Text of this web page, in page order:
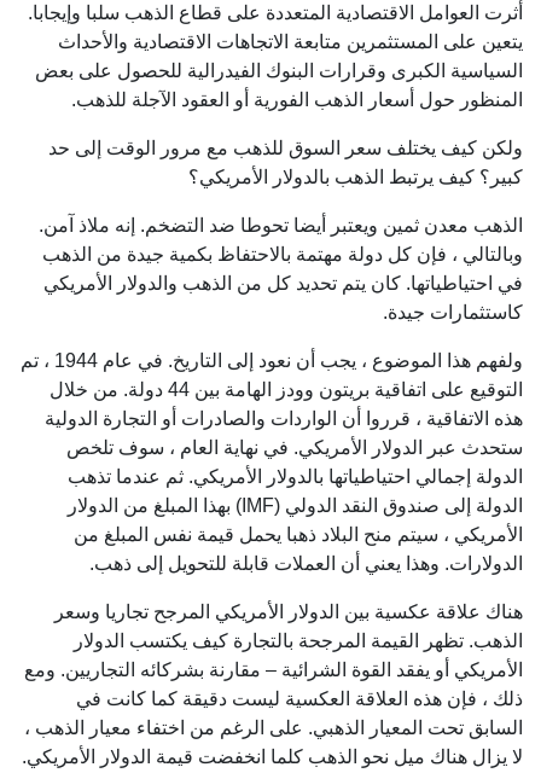
أثرت العوامل الاقتصادية المتعددة على قطاع الذهب سلبا وإيجابا.
يتعين على المستثمرين متابعة الاتجاهات الاقتصادية والأحداث
السياسية الكبرى وقرارات البنوك الفيدرالية للحصول على بعض
المنظور حول أسعار الذهب الفورية أو العقود الآجلة للذهب.
ولكن كيف يختلف سعر السوق للذهب مع مرور الوقت إلى حد
كبير؟ كيف يرتبط الذهب بالدولار الأمريكي؟
الذهب معدن ثمين ويعتبر أيضا تحوطا ضد التضخم. إنه ملاذ آمن.
وبالتالي ، فإن كل دولة مهتمة بالاحتفاظ بكمية جيدة من الذهب
في احتياطياتها. كان يتم تحديد كل من الذهب والدولار الأمريكي
كاستثمارات جيدة.
ولفهم هذا الموضوع ، يجب أن نعود إلى التاريخ. في عام 1944 ، تم
التوقيع على اتفاقية بريتون وودز الهامة بين 44 دولة. من خلال
هذه الاتفاقية ، قرروا أن الواردات والصادرات أو التجارة الدولية
ستحدث عبر الدولار الأمريكي. في نهاية العام ، سوف تلخص
الدولة إجمالي احتياطياتها بالدولار الأمريكي. ثم عندما تذهب
الدولة إلى صندوق النقد الدولي (IMF) بهذا المبلغ من الدولار
الأمريكي ، سيتم منح البلاد ذهبا يحمل قيمة نفس المبلغ من
الدولارات. وهذا يعني أن العملات قابلة للتحويل إلى ذهب.
هناك علاقة عكسية بين الدولار الأمريكي المرجح تجاريا وسعر
الذهب. تظهر القيمة المرجحة بالتجارة كيف يكتسب الدولار
الأمريكي أو يفقد القوة الشرائية – مقارنة بشركائه التجاريين. ومع
ذلك ، فإن هذه العلاقة العكسية ليست دقيقة كما كانت في
السابق تحت المعيار الذهبي. على الرغم من اختفاء معيار الذهب ،
لا يزال هناك ميل نحو الذهب كلما انخفضت قيمة الدولار الأمريكي.